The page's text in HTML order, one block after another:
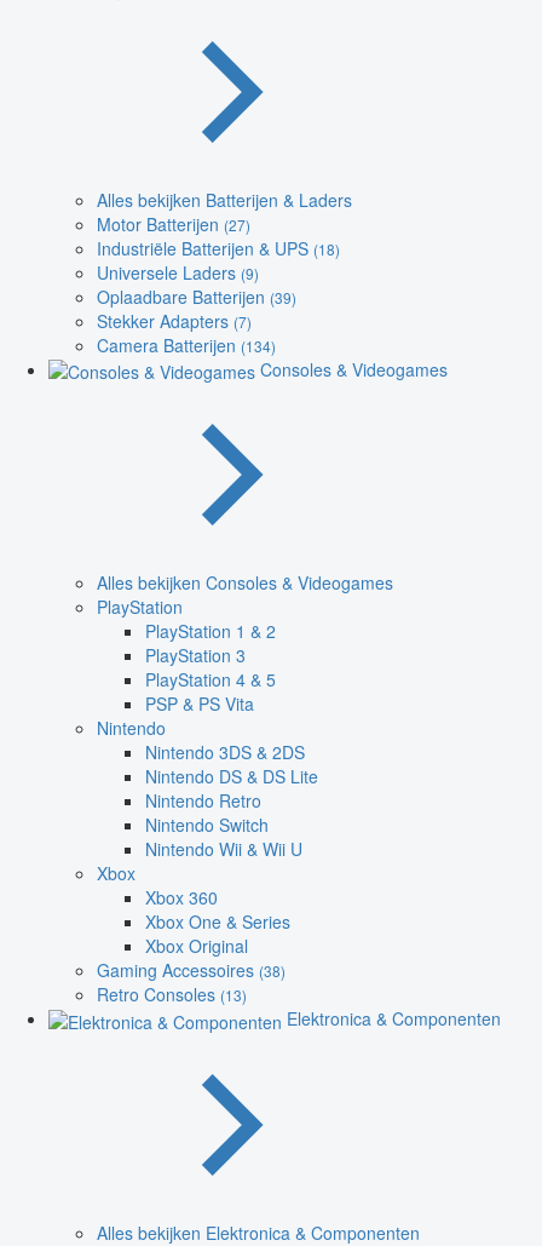
Alles bekijken Batterijen & Laders
Motor Batterijen (27)
Industriële Batterijen & UPS (18)
Universele Laders (9)
Oplaadbare Batterijen (39)
Stekker Adapters (7)
Camera Batterijen (134)
Consoles & Videogames
Alles bekijken Consoles & Videogames
PlayStation
PlayStation 1 & 2
PlayStation 3
PlayStation 4 & 5
PSP & PS Vita
Nintendo
Nintendo 3DS & 2DS
Nintendo DS & DS Lite
Nintendo Retro
Nintendo Switch
Nintendo Wii & Wii U
Xbox
Xbox 360
Xbox One & Series
Xbox Original
Gaming Accessoires (38)
Retro Consoles (13)
Elektronica & Componenten
Alles bekijken Elektronica & Componenten